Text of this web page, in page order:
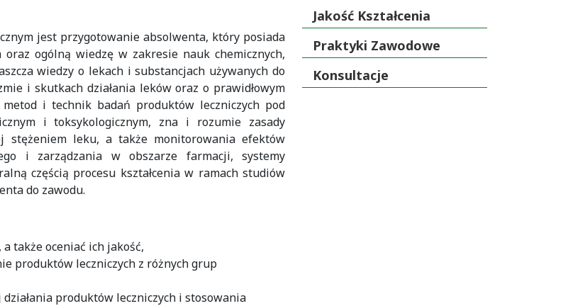
jest przygotowanie absolwenta, który posiada
ogólną wiedzę w zakresie nauk chemicznych,
wiedzy o lekach i substancjach używanych do
i skutkach działania leków oraz o prawidłowym
i technik badań produktów leczniczych pod
i toksykologicznym, zna i rozumie zasady
stężeniem leku, a także monitorowania efektów
i zarządzania w obszarze farmacji, systemy
częścią procesu kształcenia w ramach studiów
do zawodu.
także oceniać ich jakość,
produktów leczniczych z różnych grup
produktów leczniczych i stosowania
Jakość Kształcenia
Praktyki Zawodowe
Konsultacje